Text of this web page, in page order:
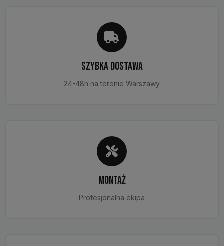
SZYBKA DOSTAWA
24-48h na terenie Warszawy
MONTAŻ
Profesjonalna ekipa